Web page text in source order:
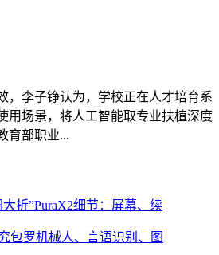
，李子铮认为，学校正在人才培育系
用场景，将人工智能取专业扶植深度
育部职业...
折”PuraX2细节：屏幕、续
包罗机械人、言语识别、图